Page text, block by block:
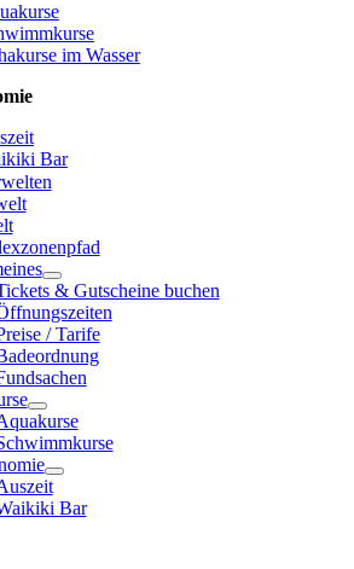
im Wasser
Bar
& Gutscheine buchen
/ Tarife
Bar